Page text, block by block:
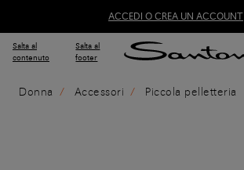
ACCEDI O CREA UN ACCOUNT
Salta al
contenuto
Salta al
footer
Donna Accessori Piccola pelletteria